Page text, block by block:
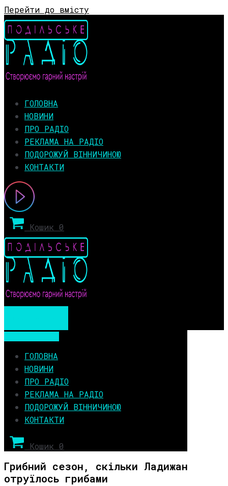
Перейти до вмісту
ГОЛОВНА
НОВИНИ
ПРО РАДІО
РЕКЛАМА НА РАДІО
ПОДОРОЖУЙ ВІННИЧИНОЮ
КОНТАКТИ
Кошик 0
ГОЛОВНА
НОВИНИ
ПРО РАДІО
РЕКЛАМА НА РАДІО
ПОДОРОЖУЙ ВІННИЧИНОЮ
КОНТАКТИ
Кошик 0
Грибний сезон, скільки Ладижан
отруїлось грибами